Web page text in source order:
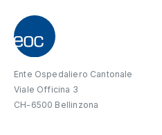
Ente Ospedaliero Cantonale
Viale Officina 3
CH-6500 Bellinzona